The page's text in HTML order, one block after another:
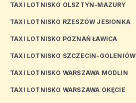
TAXI LOTNISKO OLSZTYN-MAZURY
TAXI LOTNISKO RZESZÓW JESIONKA
TAXI LOTNISKO POZNAŃ ŁAWICA
TAXI LOTNISKO SZCZECIN-GOLENIÓW
TAXI LOTNISKO WARSZAWA MODLIN
TAXI LOTNISKO WARSZAWA OKĘCIE